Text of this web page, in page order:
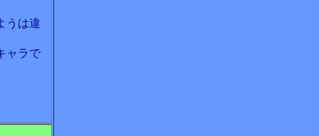
うは違
ャラで